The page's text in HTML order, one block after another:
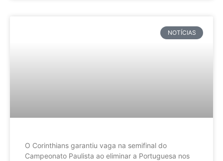
NOTÍCIAS
O Corinthians garantiu vaga na semifinal do
Campeonato Paulista ao eliminar a Portuguesa nos